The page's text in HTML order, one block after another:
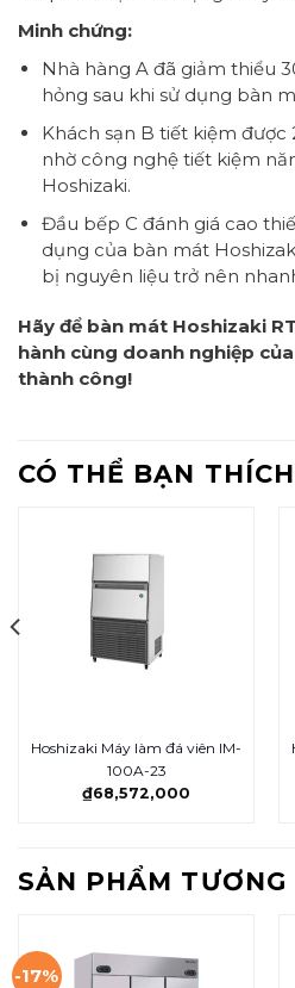
Minh chứng:
Nhà hàng A đã giảm thiểu
hỏng sau khi sử dụng bàn
Khách sạn B tiết kiệm được
nhờ công nghệ tiết kiệm
Hoshizaki.
Đầu bếp C đánh giá cao
dụng của bàn mát
bị nguyên liệu trở nên
Hãy để bàn mát Hoshizaki
hành cùng doanh nghiệp
thành công!
CÓ THỂ BẠN
Hoshizaki Máy làm đá viên IM-
100A-23
₫68,572,000
SẢN PHẨM TƯƠNG
-17%